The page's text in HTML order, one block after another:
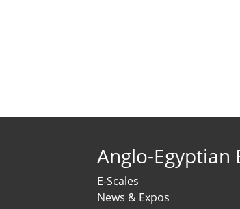
Anglo-Egyptian
E-Scales
News & Expos